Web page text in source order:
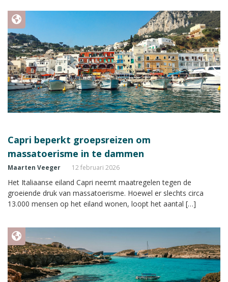
Capri beperkt groepsreizen om
massatoerisme in te dammen
Maarten Veeger 12 februari 2026
Het Italiaanse eiland Capri neemt maatregelen tegen de
groeiende druk van massatoerisme. Hoewel er slechts circa
13.000 mensen op het eiland wonen, loopt het aantal […]